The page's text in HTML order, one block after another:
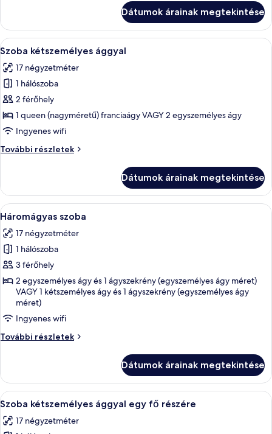
ággyal
további
részletei
Dátumok árainak megtekintése
A
következő
szoba
összes
képének
megtekintése:
Szoba
ággyal
Egy szállodai szoba, amelyben
10
Szoba kétszemélyes ággyal
17 négyzetméter
1 hálószoba
2 férőhely
1 queen (nagyméretű) franciaágy VAGY 2 egyszemélyes ágy
Ingyenes wifi
További részletek
Szoba
részletei
Dátumok árainak megtekintése
A
következő
szoba
összes
képének
megtekintése:
Háromágyas
szoba
Egy szállodai szoba, amelyben
8
Háromágyas szoba
17 négyzetméter
1 hálószoba
3 férőhely
2 egyszemélyes ágy és 1 ágyszekrény (egyszemélyes ágy méret)
VAGY 1 kétszemélyes ágy és 1 ágyszekrény (egyszemélyes ágy
méret)
Ingyenes wifi
További részletek
Háromágyas
Dátumok árainak megtekintése
A
következő
szoba
Egy szállodai szoba, amelyben
5
Szoba kétszemélyes ággyal egy fő részére
17 négyzetméter